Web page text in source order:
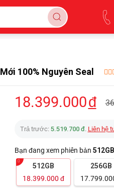
Mới 100% Nguyên Seal
18.399.000đ
Trả trước: 5.519.700 đ. Liên hệ
Bạn đang xem phiên bản 512GB
512GB
18.399.000 đ
256GB